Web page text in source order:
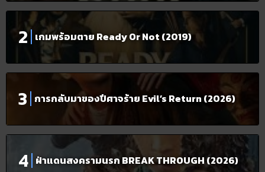
เกมพร้อมตาย Ready Or Not (2019)
การกลับมาของปีศาจร้าย Evil’s Return (2026)
ฝ่าแดนสงครามนรก BREAK THROUGH (2026)